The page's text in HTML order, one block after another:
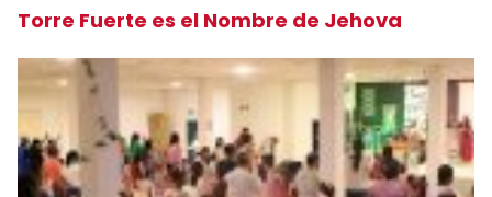
Torre Fuerte es el Nombre de Jehova